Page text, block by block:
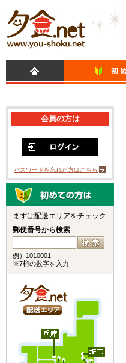
会員の方は
パスワードを忘れた方はこちら
まずは配送エリアをチェック
郵便番号から検索
例）1010001
※7桁の数字を入力